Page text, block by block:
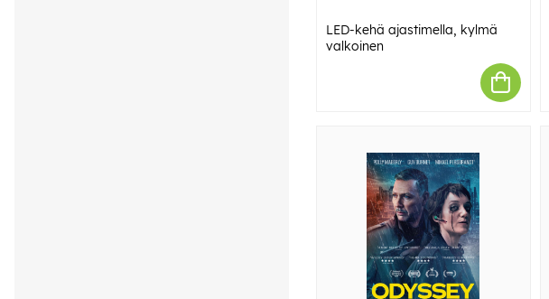
LED-kehä ajastimella, kylmä
valkoinen